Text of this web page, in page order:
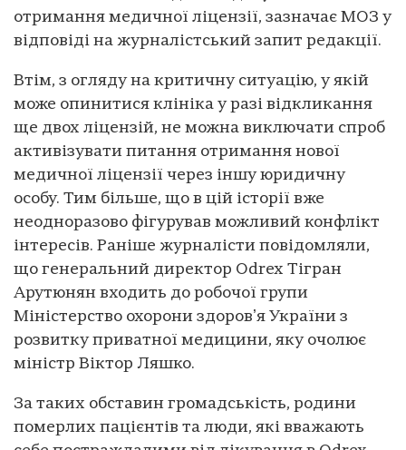
отримання медичної ліцензії, зазначає МОЗ у
відповіді на журналістський запит редакції.
Втім, з огляду на критичну ситуацію, у якій
може опинитися клініка у разі відкликання
ще двох ліцензій, не можна виключати спроб
активізувати питання отримання нової
медичної ліцензії через іншу юридичну
особу. Тим більше, що в цій історії вже
неодноразово фігурував можливий конфлікт
інтересів. Раніше журналісти повідомляли,
що генеральний директор Odrex Тігран
Арутюнян входить до робочої групи
Міністерство охорони здоровʼя України з
розвитку приватної медицини, яку очолює
міністр Віктор Ляшко.
За таких обставин громадськість, родини
померлих пацієнтів та люди, які вважають